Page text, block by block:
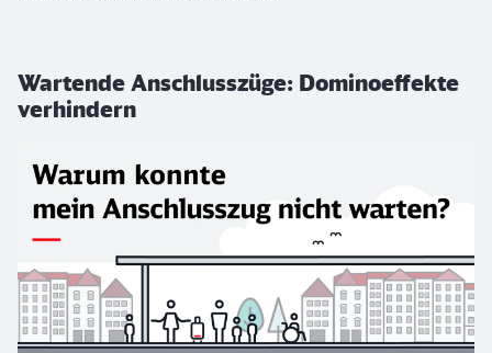
Wartende Anschlusszüge: Dominoeffekte
verhindern